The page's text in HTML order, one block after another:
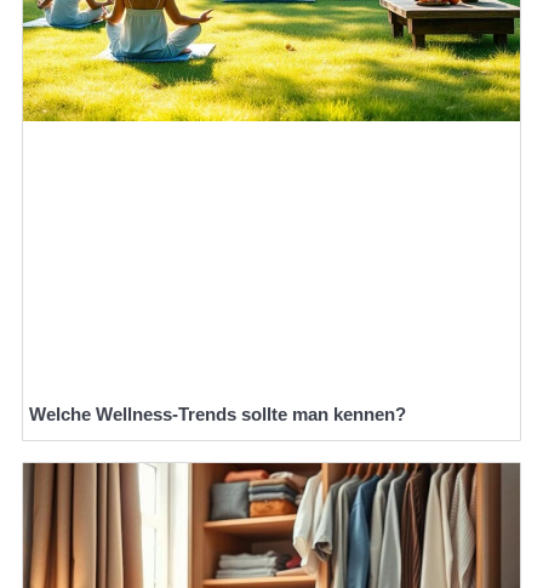
Welche Wellness-Trends sollte man kennen?